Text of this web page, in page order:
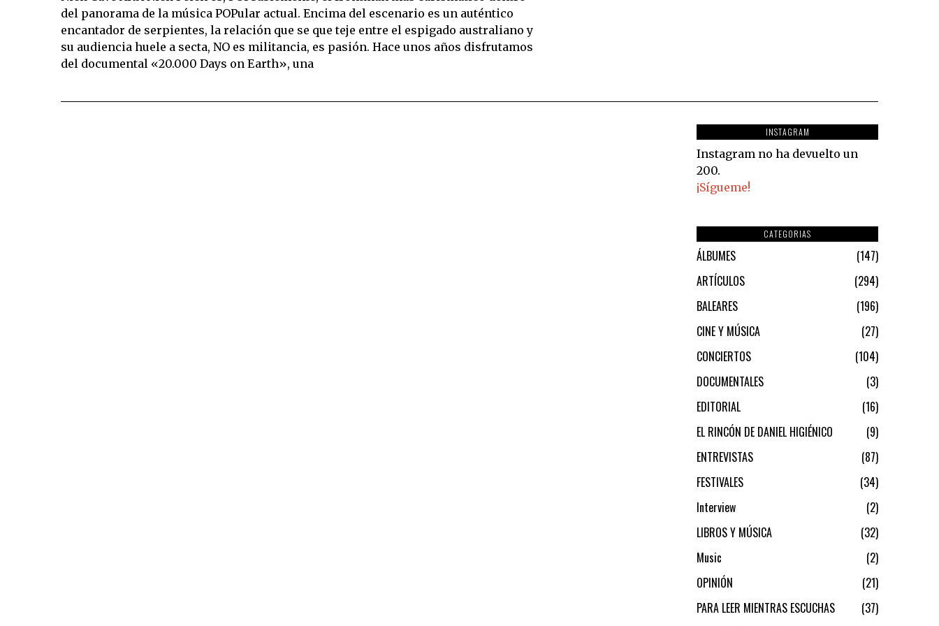
del panorama de la música POPular actual. Encima del escenario es un auténtico
encantador de serpientes, la relación que se que teje entre el espigado australiano y
su audiencia huele a secta, NO es militancia, es pasión. Hace unos años disfrutamos
del documental «20.000 Days on Earth», una
INSTAGRAM
Instagram no ha devuelto un
200.
¡Sígueme!
CATEGORIAS
ÁLBUMES
147
ARTÍCULOS
294
BALEARES
196
CINE Y MÚSICA
27
CONCIERTOS
104
DOCUMENTALES
3
EDITORIAL
16
EL RINCÓN DE DANIEL HIGIÉNICO
9
ENTREVISTAS
87
FESTIVALES
34
Interview
2
LIBROS Y MÚSICA
32
Music
2
OPINIÓN
21
PARA LEER MIENTRAS ESCUCHAS
37